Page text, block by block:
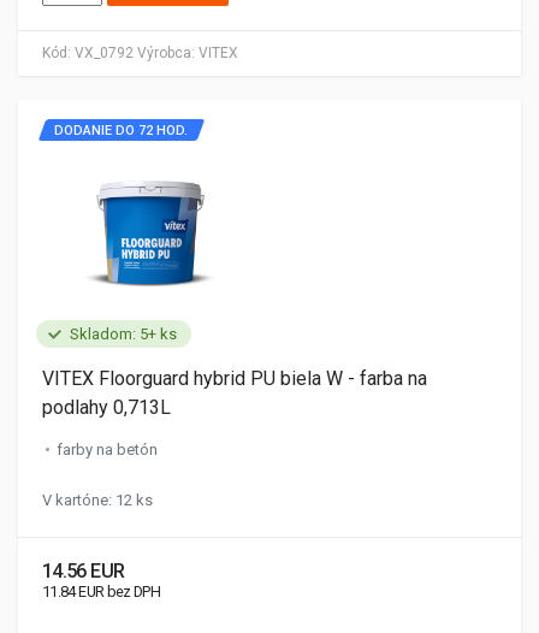
Kód: VX_0792 Výrobca: VITEX
Skladom: 5+ ks
DODANIE DO 72 HOD.
VITEX Floorguard hybrid PU biela W - farba na
podlahy 0,713L
farby na betón
V kartóne: 12 ks
14.56 EUR
11.84 EUR bez DPH